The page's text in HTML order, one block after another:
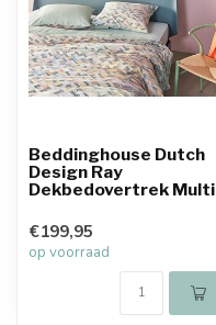
Beddinghouse Dutch
Design Ray
Dekbedovertrek Multi
€199,95
op voorraad